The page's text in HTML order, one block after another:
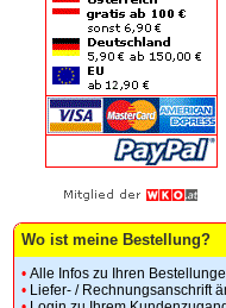
Wo ist meine Bestellung?
• Alle Infos zu Ihren
• Liefer- / Rechnungsanschrift